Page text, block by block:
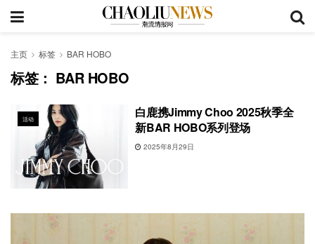
主页 标签 BAR HOBO
标签： BAR HOBO
活动
白鹿携Jimmy Choo 2025秋季全
新BAR HOBO系列登场
2025年8月29日